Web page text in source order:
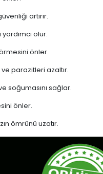
artırır.
olur.
önler.
parazitleri azaltır.
soğumasını sağlar.
önler.
ömrünü uzatır.